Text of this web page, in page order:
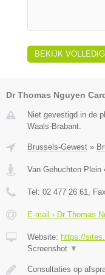
BEKIJK
Dr Thomas Nguyen
Niet gevestigd in de
Waals-Brabant.
Brussels-Gewest »
Van Gehuchten Plein
Tel: 02 477 26 61 ,
E-mail › Dr Thomas
Website: https://
Screenshot ▼
Consultaties op